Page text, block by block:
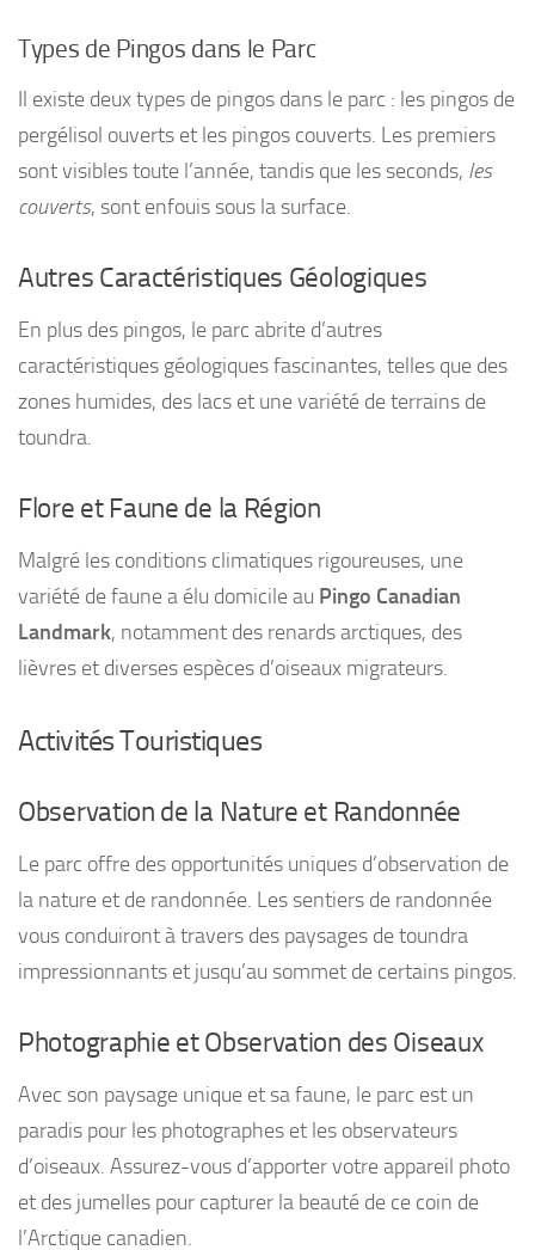
Types de Pingos dans le Parc
Il existe deux types de pingos dans le parc : les pingos de
pergélisol ouverts et les pingos couverts. Les premiers
sont visibles toute l’année, tandis que les seconds, les
couverts, sont enfouis sous la surface.
Autres Caractéristiques Géologiques
En plus des pingos, le parc abrite d’autres
caractéristiques géologiques fascinantes, telles que des
zones humides, des lacs et une variété de terrains de
toundra.
Flore et Faune de la Région
Malgré les conditions climatiques rigoureuses, une
variété de faune a élu domicile au Pingo Canadian
Landmark, notamment des renards arctiques, des
lièvres et diverses espèces d’oiseaux migrateurs.
Activités Touristiques
Observation de la Nature et Randonnée
Le parc offre des opportunités uniques d’observation de
la nature et de randonnée. Les sentiers de randonnée
vous conduiront à travers des paysages de toundra
impressionnants et jusqu’au sommet de certains pingos.
Photographie et Observation des Oiseaux
Avec son paysage unique et sa faune, le parc est un
paradis pour les photographes et les observateurs
d’oiseaux. Assurez-vous d’apporter votre appareil photo
et des jumelles pour capturer la beauté de ce coin de
l’Arctique canadien.